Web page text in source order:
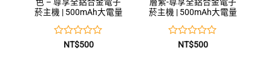
色 – 尊享全鋁合金電子
菸主機 | 500mAh大電量
NT$500
層紫-尊享全鋁合金電子
菸主機 | 500mAh大電量
NT$500